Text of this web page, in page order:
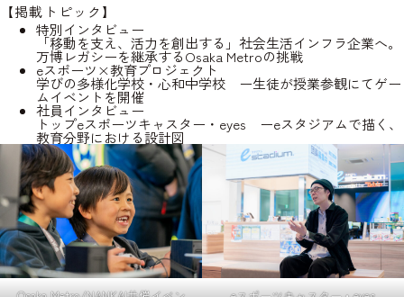
【掲載トピック】
特別インタビュー
「移動を支え、活力を創出する」社会生活インフラ企業へ。
万博レガシーを継承するOsaka Metroの挑戦
eスポーツ×教育プロジェクト
学びの多様化学校・心和中学校 ー生徒が授業参観にてゲー
ムイベントを開催
社員インタビュー
トップeスポーツキャスター・eyes ーeスタジアムで描く、
教育分野における設計図